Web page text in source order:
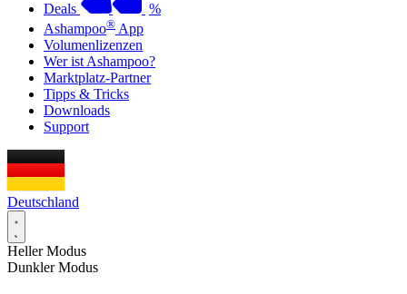
Deals
%
Ashampoo® App
Volumenlizenzen
Wer ist Ashampoo?
Marktplatz-Partner
Tipps & Tricks
Downloads
Support
Deutschland
Heller Modus
Dunkler Modus